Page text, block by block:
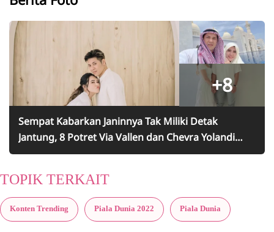
+8
Sempat Kabarkan Janinnya Tak Miliki Detak
Jantung, 8 Potret Via Vallen dan Chevra Yolandi
yang Semakin Mesra - Tetap Optimis Menunggu
TOPIK TERKAIT
Konten Trending Piala Dunia 2022 Piala Dunia